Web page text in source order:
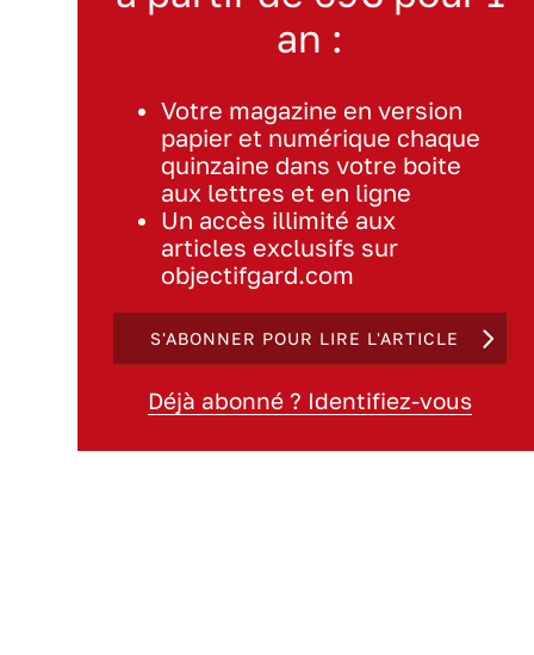
an :
Votre magazine en version
papier et numérique chaque
quinzaine dans votre boite
aux lettres et en ligne
Un accès illimité aux
articles exclusifs sur
objectifgard.com
S'ABONNER POUR LIRE L'ARTICLE
Déjà abonné ? Identifiez-vous